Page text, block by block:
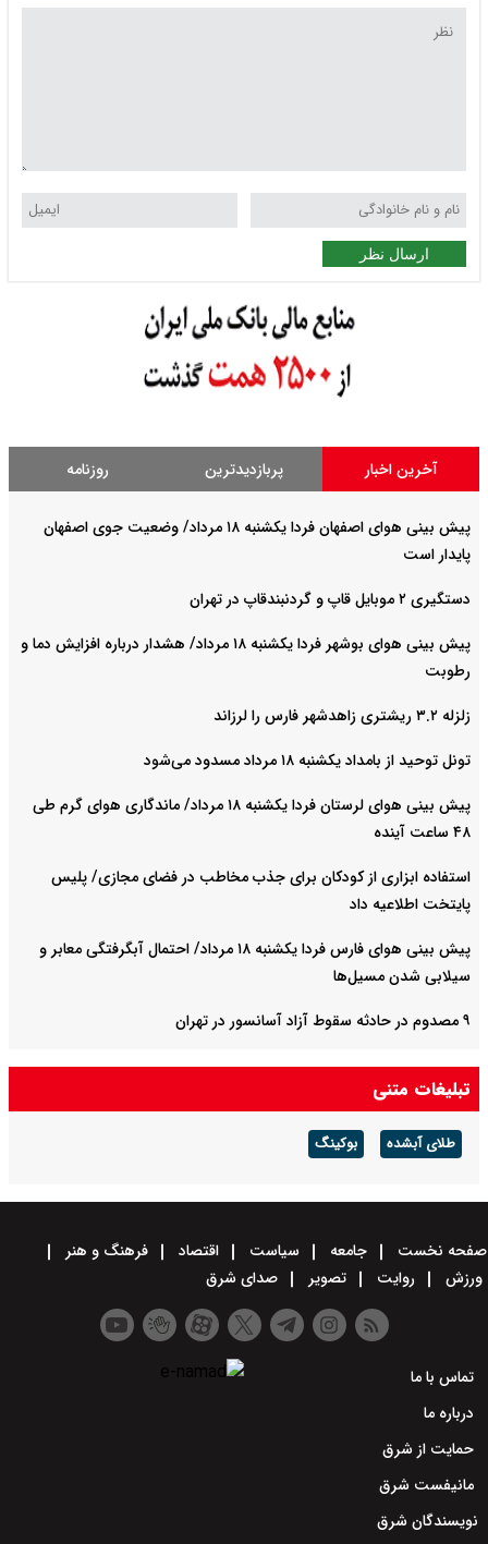
ارسال نظر
آخرین اخبار پربازدیدترین روزنامه
پیش بینی هوای اصفهان فردا یکشنبه ۱۸ مرداد/ وضعیت جوی اصفهان
پایدار است
دستگیری ۲ موبایل قاپ و گردنبندقاپ در تهران
پیش بینی هوای بوشهر فردا یکشنبه ۱۸ مرداد/ هشدار درباره افزایش دما و
رطوبت
زلزله ۳.۲ ریشتری زاهدشهر فارس را لرزاند
تونل توحید از بامداد یکشنبه ۱۸ مرداد مسدود می‌شود
پیش بینی هوای لرستان فردا یکشنبه ۱۸ مرداد/ ماندگاری هوای گرم طی
۴۸ ساعت آینده
استفاده ابزاری از کودکان برای جذب مخاطب در فضای مجازی/ پلیس
پایتخت اطلاعیه داد
پیش بینی هوای فارس فردا یکشنبه ۱۸ مرداد/ احتمال آبگرفتگی معابر و
سیلابی شدن مسیل‌ها
۹ مصدوم در حادثه سقوط آزاد آسانسور در تهران
ابلاغ پذیرش دانشجو به شیوه استادمحور
تبلیغات متنی
طلای آبشده بوکینگ
صفحه نخست جامعه سیاست اقتصاد
فرهنگ و هنر
ورزش
روایت تصویر صدای شرق
تماس با ما
درباره ما
حمایت از شرق
مانیفست شرق
نویسندگان شرق